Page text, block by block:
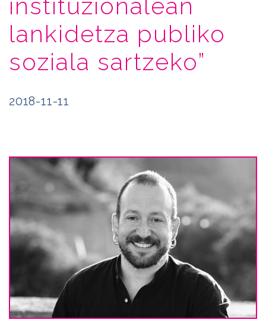
instituzionalean
lankidetza publiko
soziala sartzeko”
2018-11-11